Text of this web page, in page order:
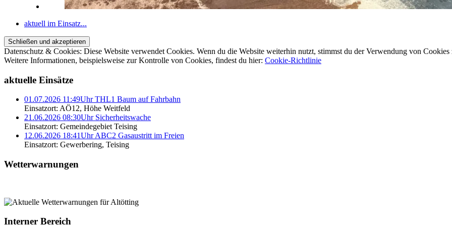
aktuell im Einsatz...
Datenschutz & Cookies: Diese Website verwendet Cookies. Wenn du die Website weiterhin nutzt, stimmst du der Verwendung von Cookies
Weitere Informationen, beispielsweise zur Kontrolle von Cookies, findest du hier: Cookie-Richtlinie
aktuelle Einsätze
01.07.2026 11:49Uhr THL1 Baum auf Fahrbahn
Einsatzort: AÖ12, Höhe Weitfeld
21.06.2026 08:30Uhr Sicherheitswache
Einsatzort: Gemeindegebiet Teising
12.06.2026 18:41Uhr ABC2 Gasaustritt im Freien
Einsatzort: Gewerbering, Teising
Wetterwarnungen
Interner Bereich